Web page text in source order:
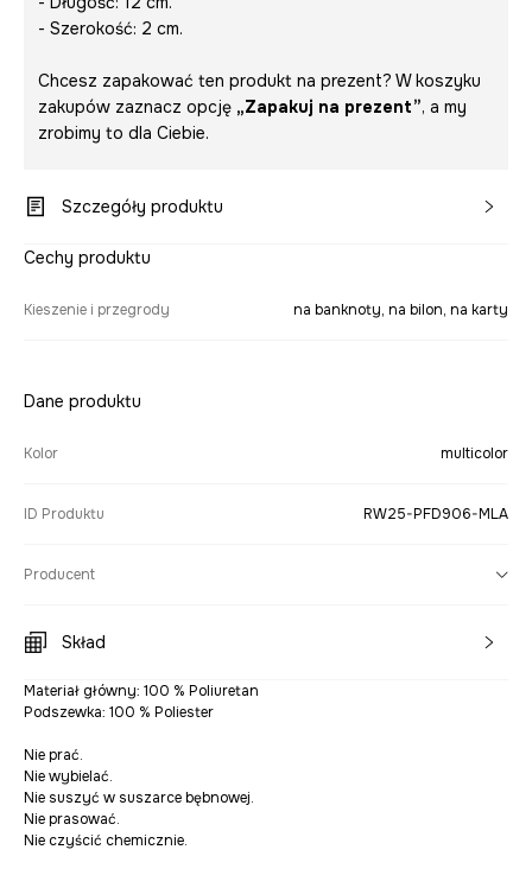
- Szerokość: 2 cm.
Chcesz zapakować ten produkt na prezent? W koszyku
zakupów zaznacz opcję „Zapakuj na prezent”, a my
zrobimy to dla Ciebie.
Szczegóły produktu
Cechy produktu
Kieszenie i przegrody na banknoty, na bilon, na karty
Dane produktu
Kolor multicolor
ID Produktu RW25-PFD906-MLA
Producent
Skład
Materiał główny: 100 % Poliuretan
Podszewka: 100 % Poliester
Nie prać.
Nie wybielać.
Nie suszyć w suszarce bębnowej.
Nie prasować.
Nie czyścić chemicznie.